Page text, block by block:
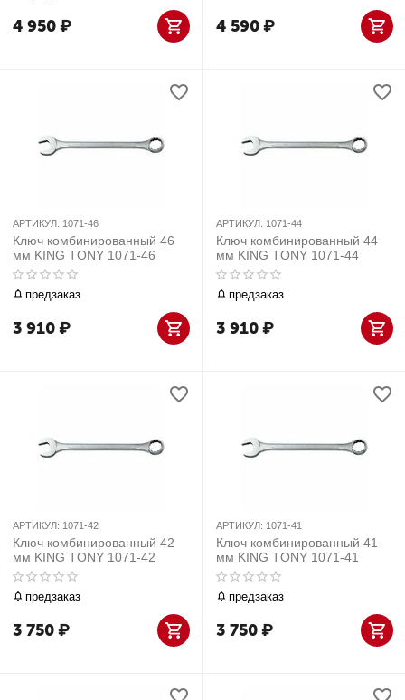
4 950₽ 4 590₽
АРТИКУЛ: 1071-46
Ключ комбинированный 46
мм KING TONY 1071-46
предзаказ
3 910₽
АРТИКУЛ: 1071-44
Ключ комбинированный 44
мм KING TONY 1071-44
предзаказ
3 910₽
АРТИКУЛ: 1071-42
Ключ комбинированный 42
мм KING TONY 1071-42
предзаказ
3 750₽
АРТИКУЛ: 1071-41
Ключ комбинированный 41
мм KING TONY 1071-41
предзаказ
3 750₽